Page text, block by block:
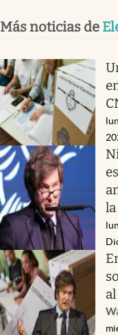
Más noticias de